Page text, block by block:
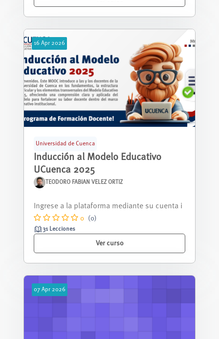
16 Apr 2026
Universidad de Cuenca
Inducción al Modelo Educativo
UCuenca 2025
TEODORO FABIAN VELEZ ORTIZ
la Universidad de Cuenca en los fund...
0 (0)
31 Lecciones
Ver curso
07 Apr 2026